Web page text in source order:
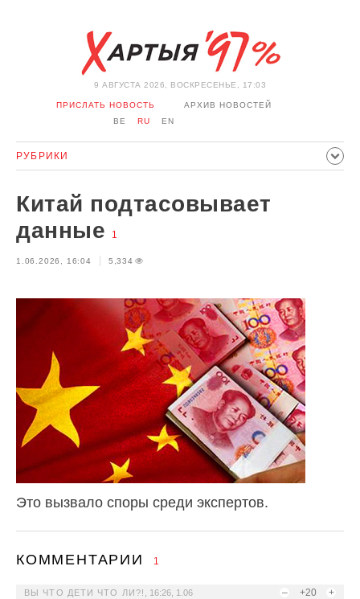
9 АВГУСТА 2026, ВОСКРЕСЕНЬЕ, 17:03
ПРИСЛАТЬ НОВОСТЬ
АРХИВ НОВОСТЕЙ
BE
RU EN
РУБРИКИ
ПРОИСШЕСТВИЯ СПОРТ КУЛЬТУРА ИСТОРИЯ
МНЕНИЕ ИНТЕРВЬЮ
АВТО ОТДЫХ ОБХОД БЛОКИРОВКИ И СОЛИДАРНОСТЬ
Китай подтасовывает
данные
1
1.06.2026, 16:04 5,334
Это вызвало споры среди экспертов.
КОММЕНТАРИИ 1
– +20 +
ВЫ ЧТО ДЕТИ ЧТО ЛИ?! 16:26, 1.06